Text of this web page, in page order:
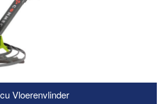
Vloerenvlinder